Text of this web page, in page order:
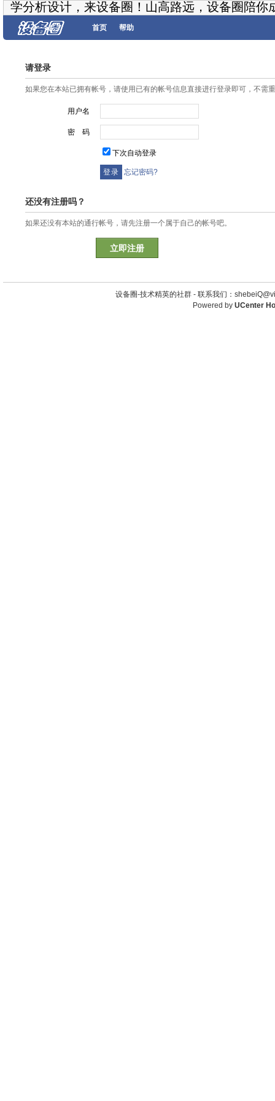
学分析设计，来设备圈！山高路远，设备圈陪你
首页 帮助
请登录
如果您在本站已拥有帐号，请使用已有的帐号信息直接进行登录即可，不需
用户名
密 码
下次自动登录
忘记密码?
还没有注册吗？
如果还没有本站的通行帐号，请先注册一个属于自己的帐号吧。
立即注册
设备圈-技术精英的社群 - 联系我们：
Powered by UCenter